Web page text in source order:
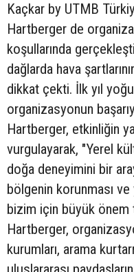
Kaçkar by UTMB
Hartberger de
koşullarında
dağlarda hava
dikkat çekti. İlk yıl
organizasyonun
Hartberger, etkinliğin
vurgulayarak, "Yerel
doğa deneyimini bir
bölgenin korunması
bizim için büyük önem
Hartberger,
kurumları, arama